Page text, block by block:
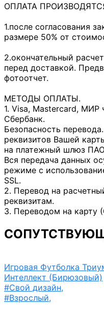
ОПЛАТА
1.после согласования
размере 50% от
2.окончательный
перед доставкой.
фотоотчет.
МЕТОДЫ ОПЛАТЫ.
1. Visa, Mastercard, МИР
Сбербанк.
Безопасность
реквизитов Вашей
на платежный шлюз
Вся передача данных
режиме с
SSL.
2. Перевод на
реквизитам.
3. Переводом на карту
Игровая Футболка
Интеллект (Бирюзовый)
#Свой дизайн,
#Взрослый,